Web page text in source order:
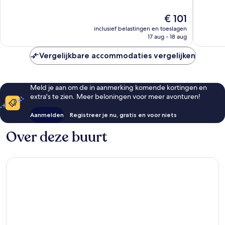
De
prijs
is
€ 101
inclusief belastingen en toeslagen
17 aug - 18 aug
Vergelijkbare accommodaties vergelijken
Meld je aan om de in aanmerking komende kortingen en
extra's te zien. Meer beloningen voor meer avonturen!
Aanmelden Registreer je nu, gratis en voor niets
Over deze buurt